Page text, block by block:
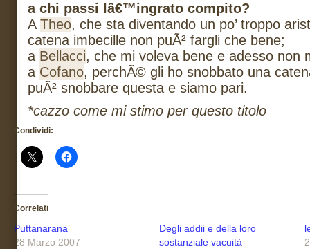
a chi passi lâ€™ingrato compito?
A Theo, che sta diventando un po’ troppo
catena imbecille non puÃ² fargli che bene;
a Bellacci, che mi voleva bene e adesso non
a Cofano, perchÃ© gli ho snobbato una
puÃ² snobbare questa e siamo pari.
*cazzo come mi stimo per questo titolo
Condividi:
Correlati
Puttanarana
28 Marzo 2007
Degli addii e della loro
sostanziale vacuità